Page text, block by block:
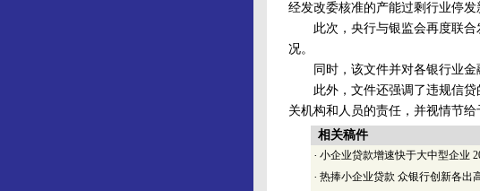
经发改委核准的产能过剩行业停发
此次，央行与银监会再度联合
况。
同时，该文件并对各银行业金
此外，文件还强调了违规信贷
关机构和人员的责任，并视情节给
相关稿件
· 小企业贷款增速快于大中型企业
· 热捧小企业贷款 众银行创新各出